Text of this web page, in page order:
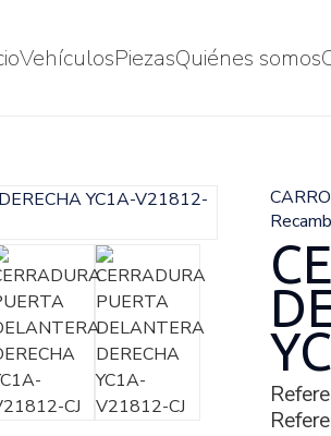
VehículosPiezasQuiénes somos